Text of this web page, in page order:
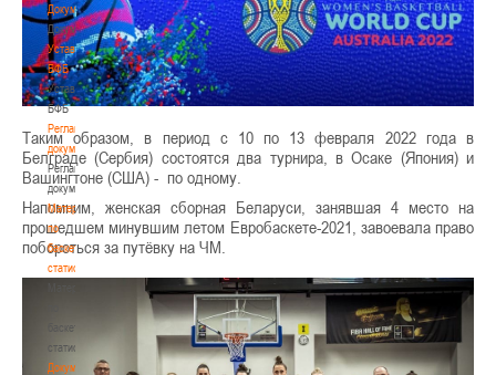
Документы
Документы
Устав
БФБ
Устав
БФБ
Регламентирующие
документы
Регламентирующие
документы
Материалы
по
баскетбольной
статистике
баскетбольной
статистике
Документы
Таким образом, в период с 10 по 13 февраля 2022 года в
Белграде (Сербия) состоятся два турнира, в Осаке (Япония) и
Вашингтоне (США) - по одному.
Напомним, женская сборная Беларуси, занявшая 4 место на
прошедшем минувшим летом Евробаскете-2021, завоевала право
побороться за путёвку на ЧМ.